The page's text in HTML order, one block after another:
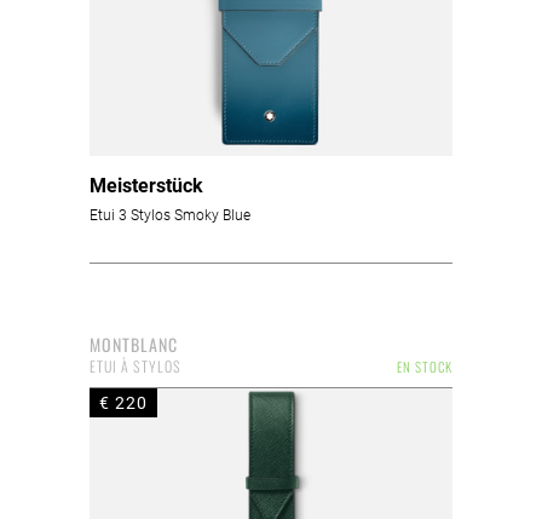
Meisterstück
Etui 3 Stylos Smoky Blue
MONTBLANC
EN STOCK
ETUI À STYLOS
€ 220